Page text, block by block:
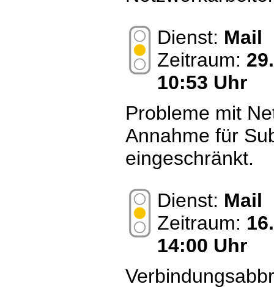
Dienst: Mail
Zeitraum:
10:53 Uhr
Probleme mit
Annahme für
eingeschränkt.
Dienst: Mail
Zeitraum:
14:00 Uhr